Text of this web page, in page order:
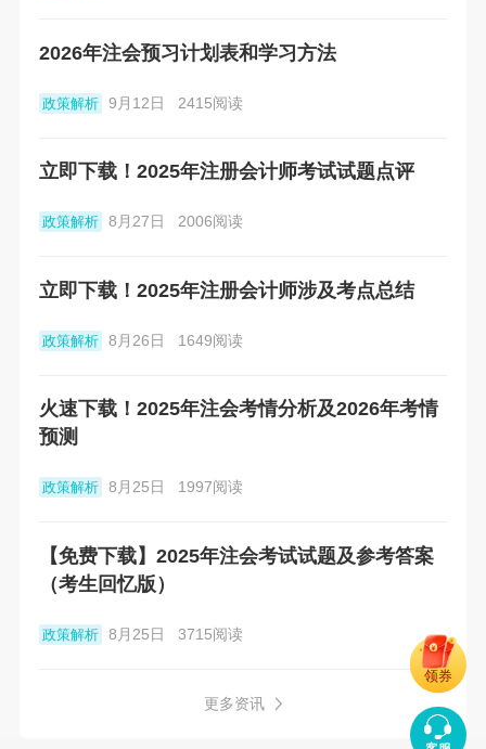
2026年注会预习计划表和学习方法
政策解析 9月12日 2415阅读
立即下载！2025年注册会计师考试试题点评
政策解析 8月27日 2006阅读
立即下载！2025年注册会计师涉及考点总结
政策解析 8月26日 1649阅读
火速下载！2025年注会考情分析及2026年考情
预测
政策解析 8月25日 1997阅读
【免费下载】2025年注会考试试题及参考答案
（考生回忆版）
政策解析 8月25日 3715阅读
更多资讯
领券